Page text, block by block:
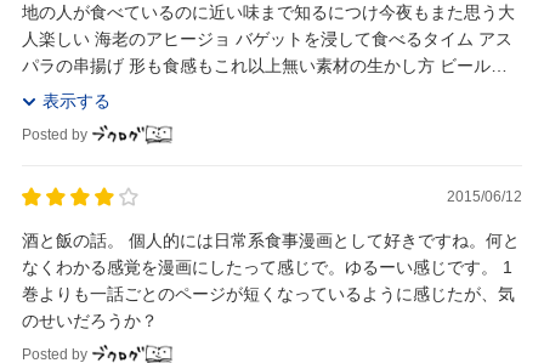
地の人が食べているのに近い味まで知るにつけ今夜もまた思う大
人楽しい 海老のアヒージョ バゲットを浸して食べるタイム アス
パラの串揚げ 形も食感もこれ以上無い素材の生かし方 ビールに
合う揚げ物ながら「野菜をまるごと食べるわ...
表示する
Posted by
2015/06/12
酒と飯の話。 個人的には日常系食事漫画として好きですね。何と
なくわかる感覚を漫画にしたって感じで。ゆるーい感じです。 1
巻よりも一話ごとのページが短くなっているように感じたが、気
のせいだろうか？
Posted by